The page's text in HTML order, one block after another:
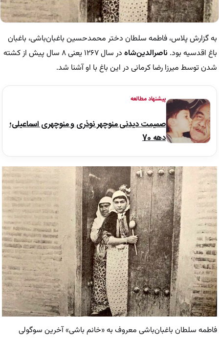
به گزارش پلاس، فاطمه سلطان دختر محمدحسین باغبان‌باشی، باغبان
باغ اقدسیه بود. ناصرالدین‌شاه
در سال ۱۲۶۷ یعنی ۸ سال پیش از کشته
شدن توسط میرزا رضا کرمانی در این باغ با او آشنا شد.
پیشنهاد مطالعه
صمیمت دیدنی منوچهر نوذری و منوچهری اسماعیلی؛
دهه 70
فاطمه سلطان باغبان‌باشی معروف به «خانم باشی» آخرین سوگولی